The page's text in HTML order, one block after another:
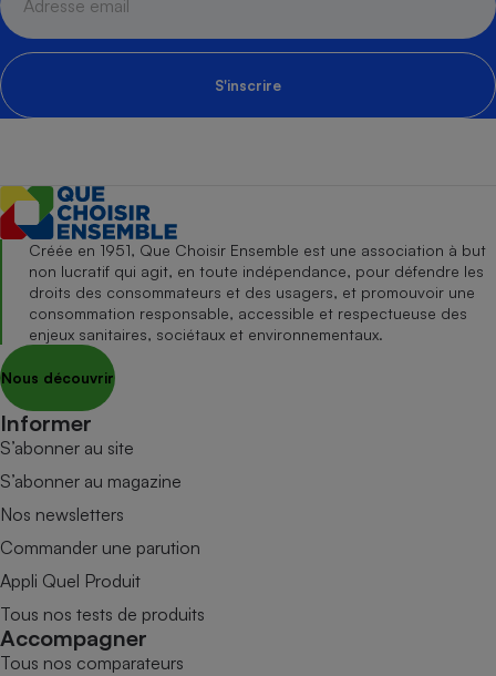
S'inscrire
Créée en 1951, Que Choisir Ensemble est une association à but
non lucratif qui agit, en toute indépendance, pour défendre les
droits des consommateurs et des usagers, et promouvoir une
consommation responsable, accessible et respectueuse des
enjeux sanitaires, sociétaux et environnementaux.
Nous découvrir
Informer
S’abonner au site
S’abonner au magazine
Nos newsletters
Commander une parution
Appli Quel Produit
Tous nos tests de produits
Accompagner
Tous nos comparateurs